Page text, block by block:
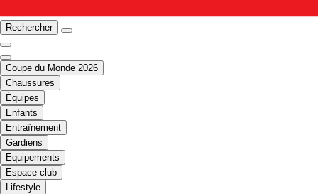
Rechercher
Coupe du Monde 2026
Chaussures
Équipes
Enfants
Entraînement
Gardiens
Equipements
Espace club
Lifestyle